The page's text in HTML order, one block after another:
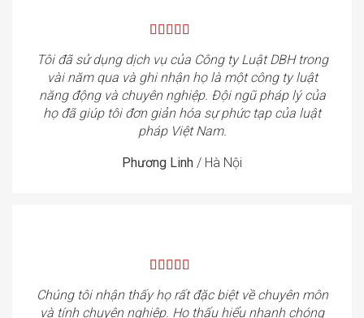
Tôi đã sử dụng dịch vụ của Công ty Luật DBH trong
vài năm qua và ghi nhận họ là một công ty luật
năng động và chuyên nghiệp. Đội ngũ pháp lý của
họ đã giúp tôi đơn giản hóa sự phức tạp của luật
pháp Việt Nam.
Phương Linh / Hà Nội
Chúng tôi nhận thấy họ rất đặc biệt về chuyên môn
và tính chuyên nghiệp. Họ thấu hiểu nhanh chóng